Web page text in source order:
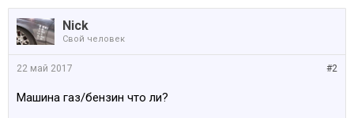
Nick
Свой человек
#2
22 май 2017
Машина газ/бензин что ли?